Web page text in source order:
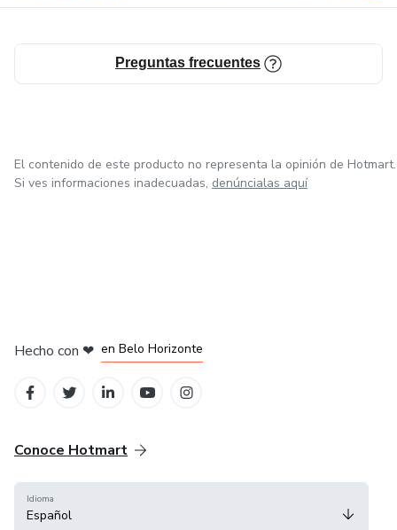
Preguntas frecuentes
El contenido de este producto no representa la opinión de Hotmart.
Si ves informaciones inadecuadas, denúncialas aquí
Hecho con ❤ en Belo Horizonte
Conoce Hotmart
Idioma
Español